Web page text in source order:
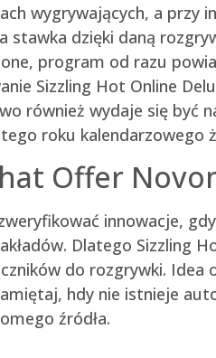
wygrywających, a przy
stawka dzięki daną
program od razu
Sizzling Hot Online
również wydaje się być
roku kalendarzowego
Offer
innowacje,
Dlatego Sizzling
do rozgrywki.
hdy nie istnieje
źródła.